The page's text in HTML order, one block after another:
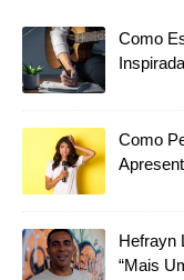
Como
Como
Hefrayn
“Mais